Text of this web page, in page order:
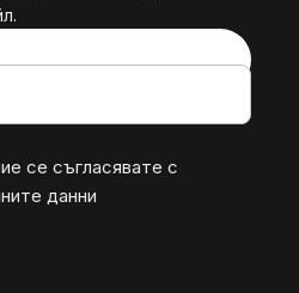
се съгласявате с
данни